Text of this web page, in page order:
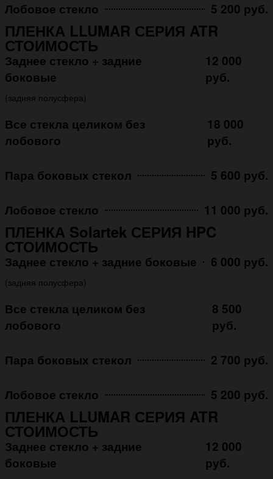
Лобовое стекло 5 200 руб.
ПЛЕНКА LLUMAR СЕРИЯ ATR
СТОИМОСТЬ
Заднее стекло + задние
боковые
12 000
руб.
(задняя полусфера)
Все стекла целиком без
лобового
18 000
руб.
Пара боковых стекол 5 600 руб.
Лобовое стекло 11 000 руб.
ПЛЕНКА Solartek СЕРИЯ HPC
СТОИМОСТЬ
Заднее стекло + задние боковые 6 000 руб.
(задняя полусфера)
Все стекла целиком без
лобового
8 500
руб.
Пара боковых стекол 2 700 руб.
Лобовое стекло 5 200 руб.
ПЛЕНКА LLUMAR СЕРИЯ ATR
СТОИМОСТЬ
Заднее стекло + задние
боковые
12 000
руб.